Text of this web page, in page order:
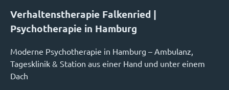
Verhaltenstherapie Falkenried |
Psychotherapie in Hamburg
Moderne Psychotherapie in Hamburg – Ambulanz,
Tagesklinik & Station aus einer Hand und unter einem
Dach